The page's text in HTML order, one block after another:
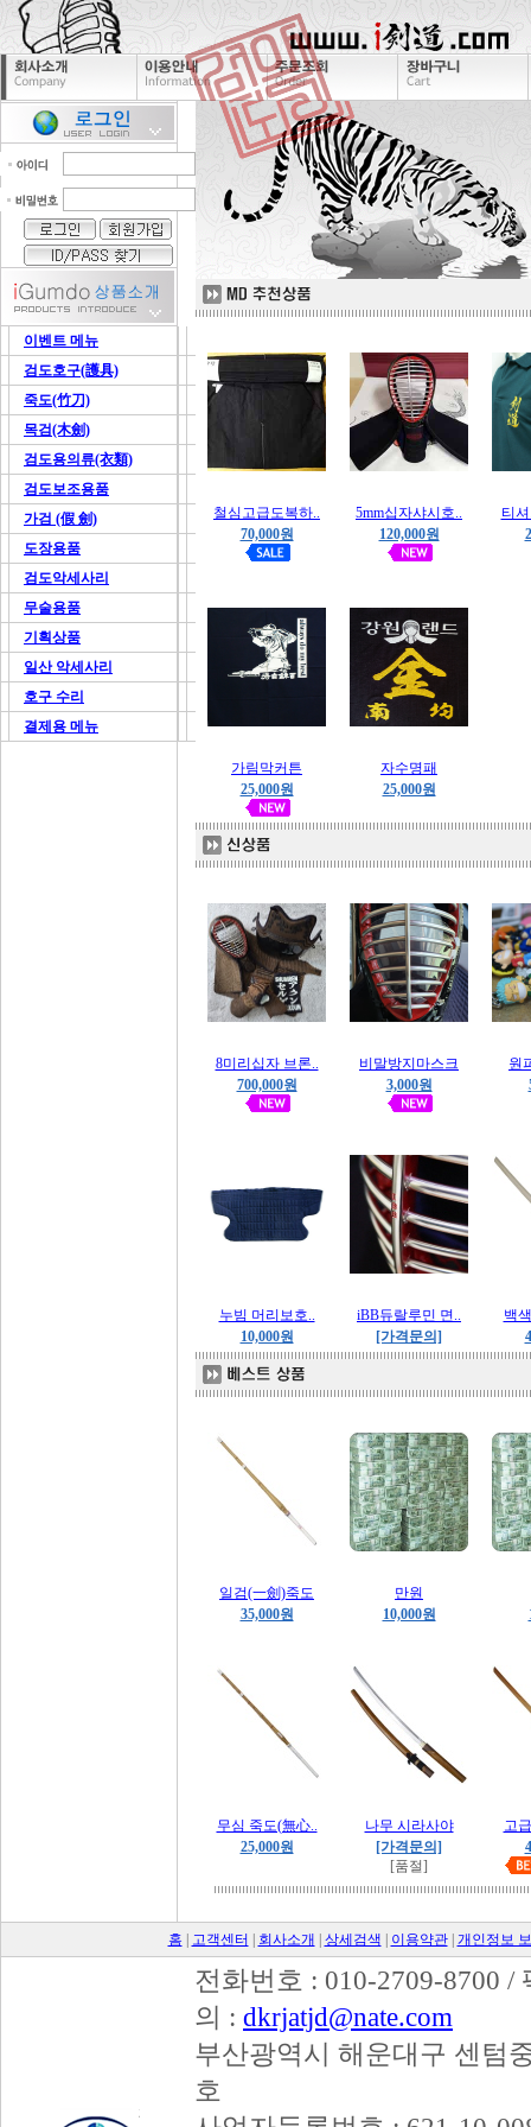
이벤트 메뉴
검도호구(護具)
죽도(竹刀)
목검(木劍)
검도용의류(衣類)
검도보조용품
가검 (假 劍)
도장용품
검도악세사리
무술용품
기획상품
일산 악세사리
호구 수리
결제용 메뉴
철심고급도복하..
70,000원
5mm십자샤시호..
120,000원
티
가림막커튼
25,000원
자수명패
25,000원
8미리십자 브론..
700,000원
비말방지마스크
3,000원
원
누빔 머리보호..
10,000원
iBB듀랄루민 면..
[가격문의]
백
일검(一劍)죽도
35,000원
만원
10,000원
무심 죽도(無心..
25,000원
나무 시라사야
[가격문의]
[품절]
고
홈 고객센터 회사소개 상세검색 이용약관| 개인정보
전화번호 : 010-2709-8700 /
의 : dkrjatjd@nate.com
부산광역시 해운대구 센텀
호